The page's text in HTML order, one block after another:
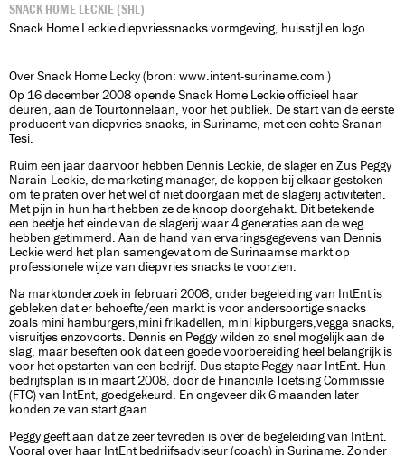
SNACK HOME LECKIE (SHL)
Snack Home Leckie diepvriessnacks vormgeving, huisstijl en logo.
Over Snack Home Lecky (bron: www.intent-suriname.com )
Op 16 december 2008 opende Snack Home Leckie officieel haar
deuren, aan de Tourtonnelaan, voor het publiek. De start van de eerste
producent van diepvries snacks, in Suriname, met een echte Sranan
Tesi.
Ruim een jaar daarvoor hebben Dennis Leckie, de slager en Zus Peggy
Narain-Leckie, de marketing manager, de koppen bij elkaar gestoken
om te praten over het wel of niet doorgaan met de slagerij activiteiten.
Met pijn in hun hart hebben ze de knoop doorgehakt. Dit betekende
een beetje het einde van de slagerij waar 4 generaties aan de weg
hebben getimmerd. Aan de hand van ervaringsgegevens van Dennis
Leckie werd het plan samengevat om de Surinaamse markt op
professionele wijze van diepvries snacks te voorzien.
Na marktonderzoek in februari 2008, onder begeleiding van IntEnt is
gebleken dat er behoefte/een markt is voor andersoortige snacks
zoals mini hamburgers,mini frikadellen, mini kipburgers,vegga snacks,
visruitjes enzovoorts. Dennis en Peggy wilden zo snel mogelijk aan de
slag, maar beseften ook dat een goede voorbereiding heel belangrijk is
voor het opstarten van een bedrijf. Dus stapte Peggy naar IntEnt. Hun
bedrijfsplan is in maart 2008, door de Financiële Toetsing Commissie
(FTC) van IntEnt, goedgekeurd. En ongeveer dik 6 maanden later
konden ze van start gaan.
Peggy geeft aan dat ze zeer tevreden is over de begeleiding van IntEnt.
Vooral over haar IntEnt bedrijfsadviseur (coach) in Suriname. Zonder